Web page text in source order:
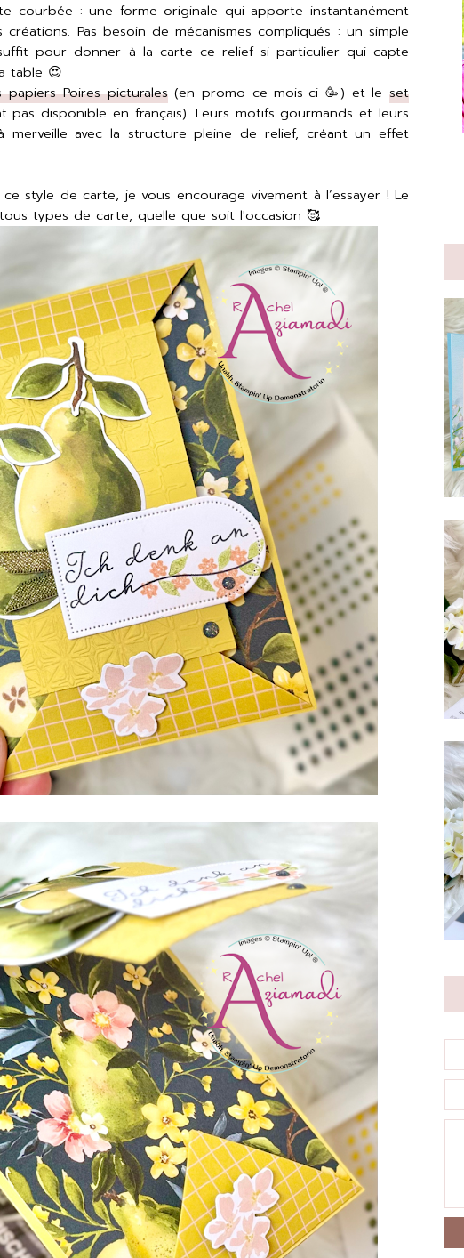
courbée : une forme originale qui apporte instantanément
Pas besoin de mécanismes compliqués : un simple
pour donner à la carte ce relief si particulier qui capte
table 😍
papiers Poires picturales(en promo ce mois-ci 🥳) et leset
pas disponible en français). Leurs motifs gourmands et leurs
merveille avec la structure pleine de relief, créant un effet
ce style de carte, je vous encourage vivement à l’essayer ! Le
types de carte, quelle que soit l'occasion 🥰